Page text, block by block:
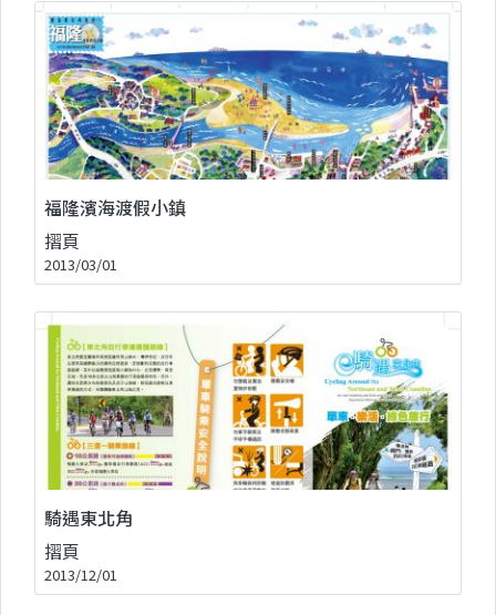
福隆濱海渡假小鎮
摺頁
2013/03/01
騎遇東北角
摺頁
2013/12/01